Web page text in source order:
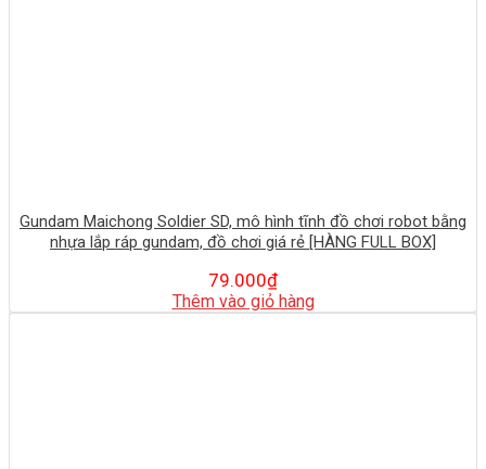
Gundam Maichong Soldier SD, mô hình tĩnh đồ chơi robot bằng
nhựa lắp ráp gundam, đồ chơi giá rẻ [HÀNG FULL BOX]
79.000₫
Thêm vào giỏ hàng